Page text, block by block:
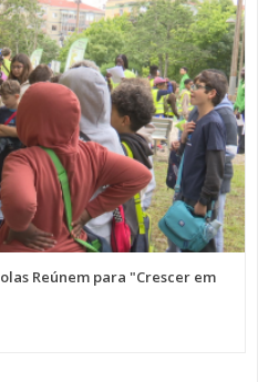
Reúnem para "Crescer em